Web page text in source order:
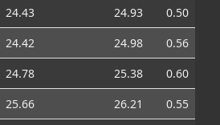
24.43 24.93
0.50
24.42 24.98
0.56
24.78 25.38
0.60
25.66 26.21
0.55